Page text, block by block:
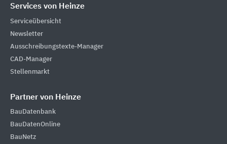
Services von Heinze
Serviceübersicht
Newsletter
Ausschreibungstexte-Manager
CAD-Manager
Stellenmarkt
Partner von Heinze
BauDatenbank
BauDatenOnline
BauNetz